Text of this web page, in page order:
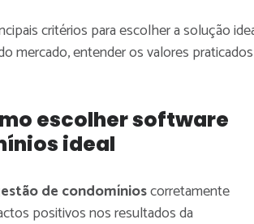
critérios para escolher a solução
mercado, entender os valores
escolher software
ideal
de condomínioscorretamente
positivos nos resultados da